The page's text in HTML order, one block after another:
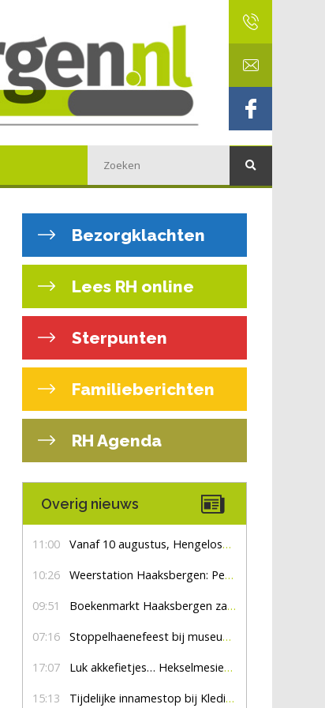
Bezorgklachten
Lees RH online
Sterpunten
Familieberichten
RH Agenda
Overig nieuws
11:00 Vanaf 10 augustus, Hengelosestraat drie weken dicht voor doorgaand verkeer
10:26 Weerstation Haaksbergen: Perioden met zon en droog
09:51 Boekenmarkt Haaksbergen zaterdag 8 augustus, marktplein Haaksbergen
07:16 Stoppelhaenefeest bij museum De Lebbenbrugge
17:07 Luk akkefietjes… HekselmesienHarry
15:13 Tijdelijke innamestop bij Kledingbank Stefania